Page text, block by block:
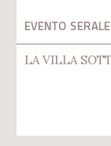
EVENTO SERALE
LA VILLA